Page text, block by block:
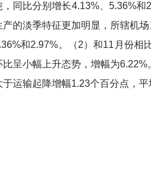
，同比分别增长4.13%、 5.36%和
产的淡季特征更加明显，所辖机
和2.97%。 （2）和11 月份相
比呈小幅上升态势，增幅为6.22%
于运输起降增幅1.23个百分点，平